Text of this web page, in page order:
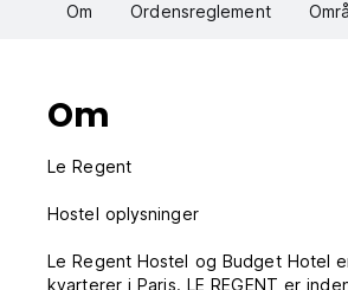
Om Ordensreglement
Om
Le Regent
Hostel oplysninger
Le Regent Hostel og Budget Hotel
kvarterer i Paris. LE REGENT er